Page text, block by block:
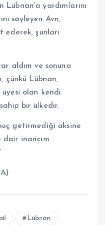
yardımlarını
söyleyen Avn,
ederek, şunları
aldım ve sonuna
çünkü Lübnan,
olan kendi
bir ülkedir.
getirmediği aksine
dair inancım
Lübnan